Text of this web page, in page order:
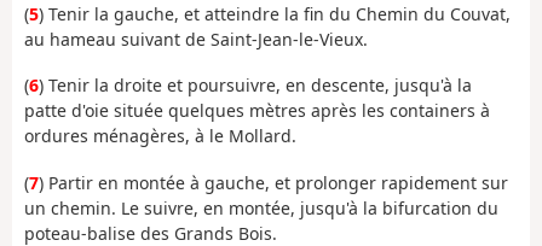
(5) Tenir la gauche, et atteindre la fin du Chemin du Couvat,
au hameau suivant de Saint-Jean-le-Vieux.
(6) Tenir la droite et poursuivre, en descente, jusqu'à la
patte d'oie située quelques mètres après les containers à
ordures ménagères, à le Mollard.
(7) Partir en montée à gauche, et prolonger rapidement sur
un chemin. Le suivre, en montée, jusqu'à la bifurcation du
poteau-balise des Grands Bois.